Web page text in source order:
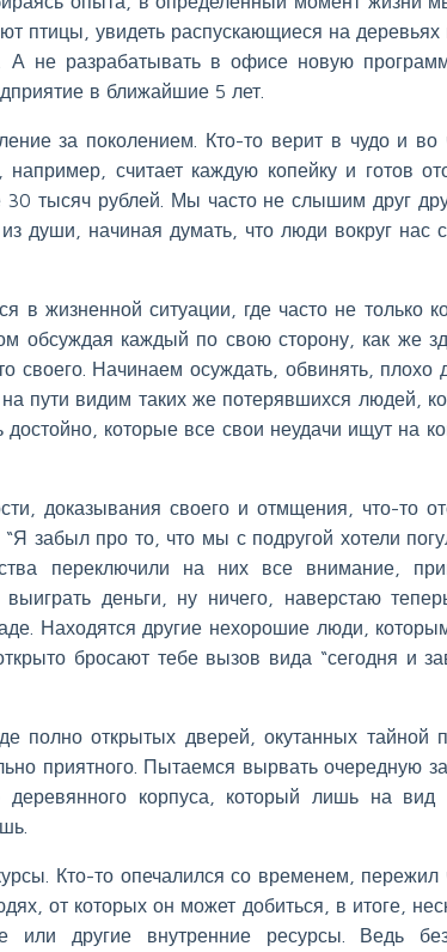
птицы, увидеть распускающиеся на деревьях
не разрабатывать в офисе новую
в ближайшие 5 лет.
за поколением. Кто-то верит в чудо и во
считает каждую копейку и готов
тысяч рублей. Мы часто не слышим друг
души, начиная думать, что люди вокруг нас
в жизненной ситуации, где часто не только
обсуждая каждый по свою сторону, как же
своего. Начинаем осуждать, обвинять, плохо
пути видим таких же потерявшихся людей,
которые все свои неудачи ищут на
доказывания своего и отмщения, что-то
забыл про то, что мы с подругой хотели
переключили на них все внимание,
деньги, ну ничего, наверстаю
Находятся другие нехорошие люди,
бросают тебе вызов вида “сегодня и
открытых дверей, окутанных тайной
приятного. Пытаемся вырвать очередную
деревянного корпуса, который лишь на вид
Кто-то опечалился со временем, пережил
от которых он может добиться, в итоге,
или другие внутренние ресурсы. Ведь